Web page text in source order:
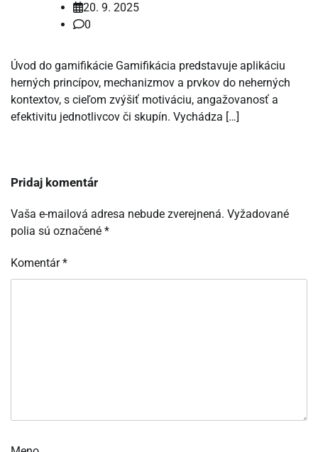
20. 9. 2025
0
Úvod do gamifikácie Gamifikácia predstavuje aplikáciu
herných princípov, mechanizmov a prvkov do neherných
kontextov, s cieľom zvýšiť motiváciu, angažovanosť a
efektivitu jednotlivcov či skupín. Vychádza […]
Pridaj komentár
Vaša e-mailová adresa nebude zverejnená. Vyžadované
polia sú označené *
Komentár*